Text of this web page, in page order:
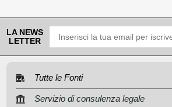
LA NEWS
LETTER
Tutte le Fonti
Servizio di consulenza legale